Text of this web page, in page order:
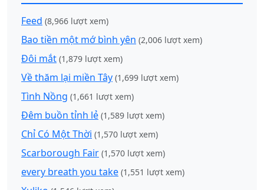
Feed (8,966 lượt xem)
Bao tiền một mớ bình yên (2,006 lượt xem)
Đôi mắt (1,879 lượt xem)
Về thăm lại miền Tây (1,699 lượt xem)
Tình Nồng (1,661 lượt xem)
Đêm buồn tỉnh lẻ (1,589 lượt xem)
Chỉ Có Một Thời (1,570 lượt xem)
Scarborough Fair (1,570 lượt xem)
every breath you take (1,551 lượt xem)